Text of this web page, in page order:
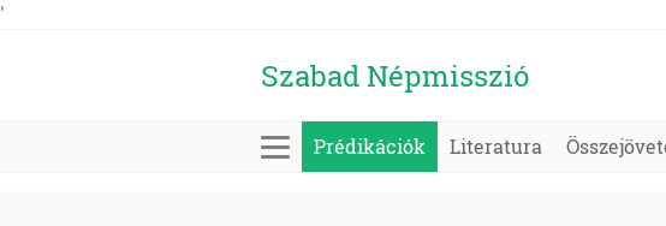
'
Szabad Népmisszió
Prédikációk Literatura